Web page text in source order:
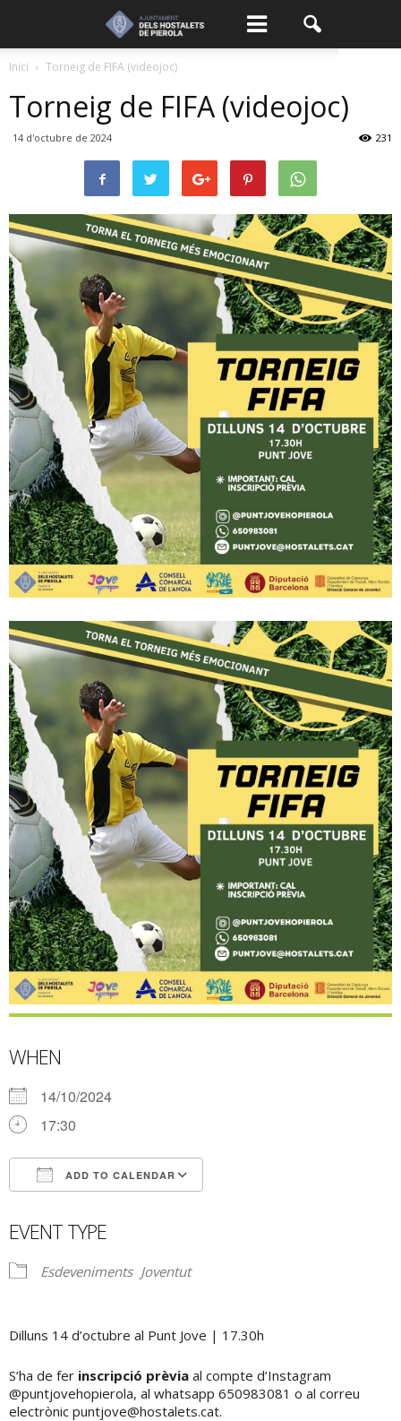
Inici Torneig de FIFA (videojoc)
Torneig de FIFA (videojoc)
14 d'octubre de 2024 231
WHEN
14/10/2024
17:30
ADD TO CALENDAR
EVENT TYPE
Esdeveniments Joventut
Dilluns 14 d’octubre al Punt Jove | 17.30h
S’ha de fer inscripció prèvia al compte d’Instagram
@puntjovehopierola, al whatsapp 650983081 o al correu
electrònic puntjove@hostalets.cat.